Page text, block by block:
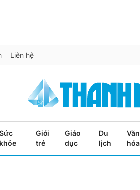
Liên hệ
Sức
khỏe
Giới
trẻ
Giáo
dục
Du
lịch
Văn
hóa